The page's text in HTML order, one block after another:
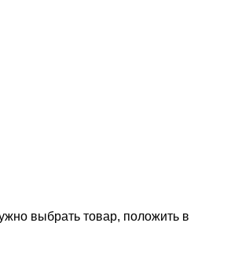
выбрать товар, положить в